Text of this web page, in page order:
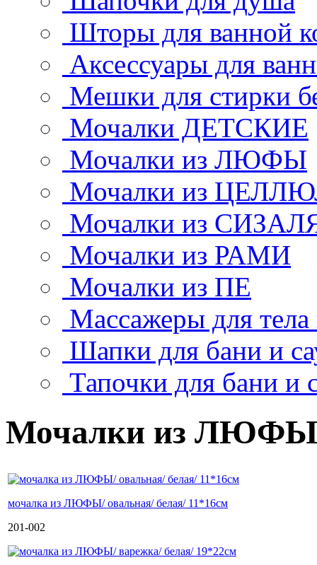
Шторы для ванной
Аксессуары для
Мешки для стирки
Мочалки ДЕТСКИЕ
Мочалки из ЛЮФЫ
Мочалки из
Мочалки из
Мочалки из РАМИ
Мочалки из ПЕ
Массажеры для
Шапки для бани и
Тапочки для бани и
Мочалки из ЛЮФЫ
мочалка из ЛЮФЫ/ овальная/ белая/ 11*16см
201-002